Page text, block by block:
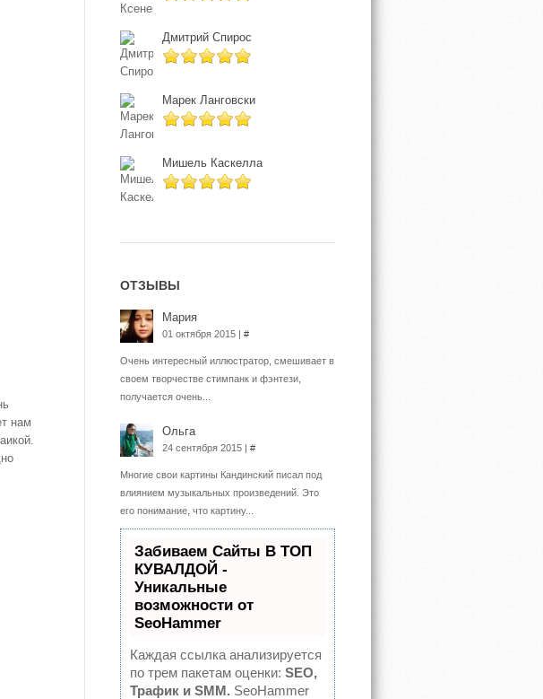
нам
Дмитрий Спирос
Марек Ланговски
Мишель Каскелла
ОТЗЫВЫ
Мария
01 октября 2015 | #
Очень интересный иллюстратор, смешивает в
своем творчестве стимпанк и фэнтези,
получается очень...
Ольга
24 сентября 2015 | #
Многие свои картины Кандинский писал под
влиянием музыкальных произведений. Это
его понимание, что картину...
Забиваем Сайты В ТОП
КУВАЛДОЙ -
Уникальные
возможности от
SeoHammer
Каждая ссылка анализируется
по трем пакетам оценки: SEO,
Трафик и SMM. SeoHammer